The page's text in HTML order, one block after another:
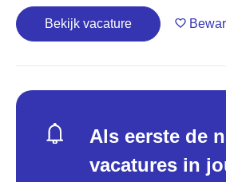
Bekijk vacature
Als eerste de
vacatures in